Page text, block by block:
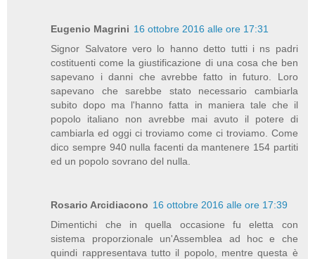
Eugenio Magrini 16 ottobre 2016 alle ore 17:31
Signor Salvatore vero lo hanno detto tutti i ns padri
costituenti come la giustificazione di una cosa che ben
sapevano i danni che avrebbe fatto in futuro. Loro
sapevano che sarebbe stato necessario cambiarla
subito dopo ma l'hanno fatta in maniera tale che il
popolo italiano non avrebbe mai avuto il potere di
cambiarla ed oggi ci troviamo come ci troviamo. Come
dico sempre 940 nulla facenti da mantenere 154 partiti
ed un popolo sovrano del nulla.
Rosario Arcidiacono 16 ottobre 2016 alle ore 17:39
Dimentichi che in quella occasione fu eletta con
sistema proporzionale un'Assemblea ad hoc e che
quindi rappresentava tutto il popolo, mentre questa è